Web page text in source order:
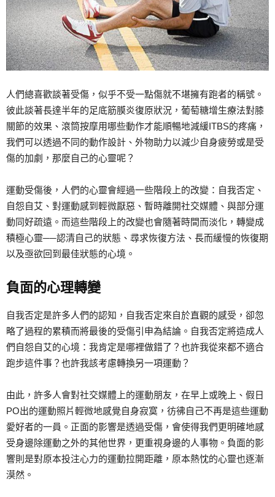
人們總喜歡談著受傷，似乎不受一點傷就不堪擁有跑者的稱號。
彼此談著長達半年的足底筋膜炎復原狀況，葡萄糖增生療法對膝
關節的效果、滾筒按摩用哪些動作才能順暢地減緩ITBS的疼痛，
我們可以透過不同的動作設計、外物助力以減少自身疲勞或是受
傷的加劇，那麼自己的心靈呢？
運動受傷後，人們的心靈會經過一些階段上的改變：自我否定、
自怨自艾、對運動感到輕微厭惡、暫時離開社交媒體、與部分運
動同好疏遠。而這些階段上的改變也會隨著時間而淡化，轉變成
積極心靈──認清自己的狀態、尋求恢復方法、長而緩慢的恢復期
以及亟欲回到最佳狀態的心境。
負面的心理轉變
自我否定是許多人們的認知，自我否定來自於直觀的感受，卻忽
略了過程的累積而將最後的受傷引申為結論。自我否定將造成人
們自怨自艾的心境：我肯定是哪裡做錯了？也許我從來都不適合
跑步這件事？也許我該考慮轉換另一項運動？
由此，許多人會對社交媒體上的運動朋友，在早上或晚上、假日
PO出的運動照片輕微地感覺自身寂寞，彷彿自己不再是這些運動
愛好者的一員。正面的影響是透過受傷，會使得我們更明確地感
受身邊除運動之外的其他世界，更重視身邊的人事物。負面的影
響則是對原本投注心力的運動拉開距離，原本熱忱的心靈也逐漸
漠然。